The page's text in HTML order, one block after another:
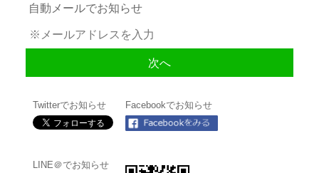
自動メールでお知らせ
Twitterでお知らせ Facebookでお知らせ
LINE＠でお知らせ